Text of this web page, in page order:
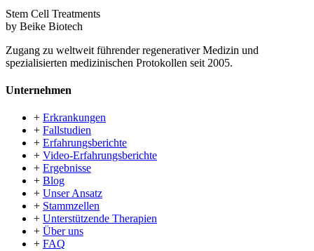
Stem Cell Treatments
by Beike Biotech
Zugang zu weltweit führender regenerativer Medizin und
spezialisierten medizinischen Protokollen seit 2005.
Unternehmen
+ Erkrankungen
+ Fallstudien
+ Erfahrungsberichte
+ Video-Erfahrungsberichte
+ Ergebnisse
+ Blog
+ Unser Ansatz
+ Stammzellen
+ Unterstützende Therapien
+ Über uns
+ FAQ